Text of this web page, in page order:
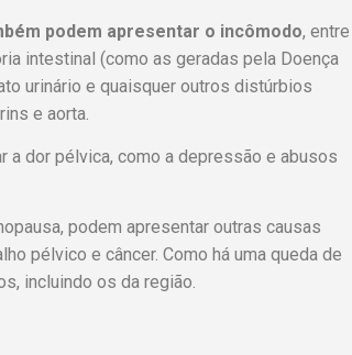
podem apresentar o incômodo, entre
intestinal (como as geradas pela Doença
urinário e quaisquer outros distúrbios
e aorta.
a dor pélvica, como a depressão e abusos
podem apresentar outras causas
pélvico e câncer. Como há uma queda de
incluindo os da região.